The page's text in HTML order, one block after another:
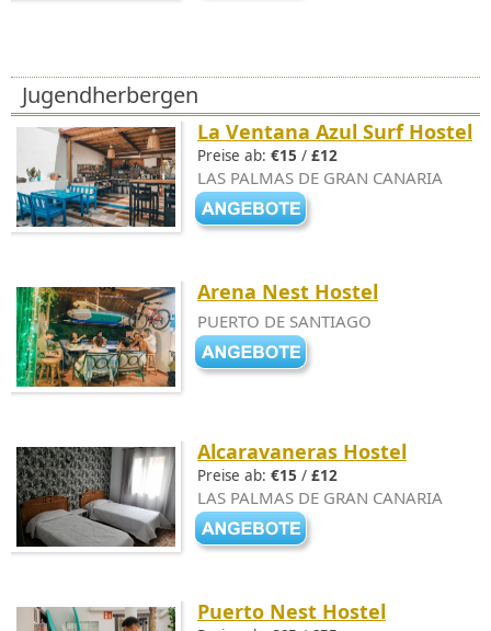
Jugendherbergen
La Ventana Azul Surf Hostel
Preise ab: €15 / £12
LAS PALMAS DE GRAN CANARIA
Arena Nest Hostel
PUERTO DE SANTIAGO
Alcaravaneras Hostel
Preise ab: €15 / £12
LAS PALMAS DE GRAN CANARIA
Puerto Nest Hostel